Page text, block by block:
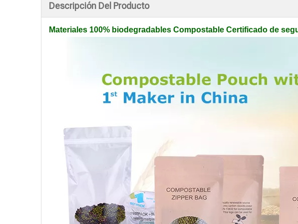
Descripción Del Producto
Materiales 100% biodegradables Compostable Certificado de